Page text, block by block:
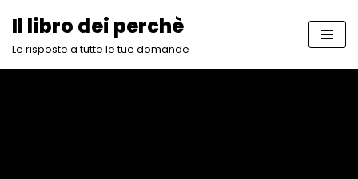
Vai
Il libro dei perchè
Le risposte a tutte le tue domande